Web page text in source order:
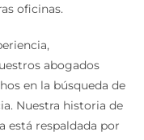
oficinas.
abogados
en la búsqueda de
Nuestra historia de
está respaldada por